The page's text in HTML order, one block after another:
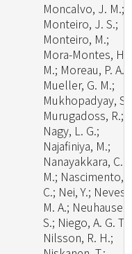
Moncalvo, J. M.;
Monteiro, J. S.;
Monteiro, M.;
Mora-Montes, H.
M.; Moreau, P. A.;
Mueller, G. M.;
Mukhopadyay, S.;
Murugadoss, R.;
Nagy, L. G.;
Najafiniya, M.;
Nanayakkara, C.
M.; Nascimento,
C.; Nei, Y.; Neves,
M. A.; Neuhauser,
S.; Niego, A. G. T.;
Nilsson, R. H.;